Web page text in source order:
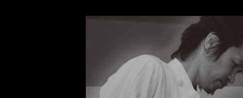
大内シェフのブロ
掛川駅前にあるイタリア料理店 ア